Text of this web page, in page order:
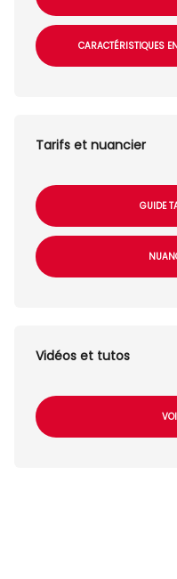
CARACTÉRISTIQUES
Tarifs et nuancier
GUIDE
Vidéos et tutos